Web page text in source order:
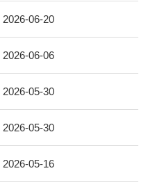
2026-06-20
2026-06-06
2026-05-30
2026-05-30
2026-05-16